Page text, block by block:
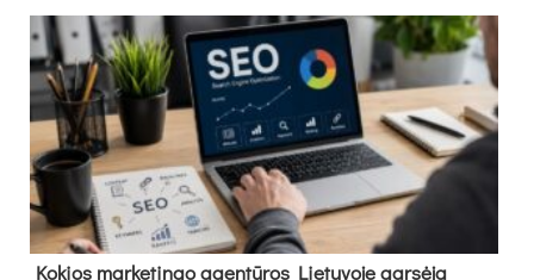
Kokios marketingo agentūros Lietuvoje garsėja